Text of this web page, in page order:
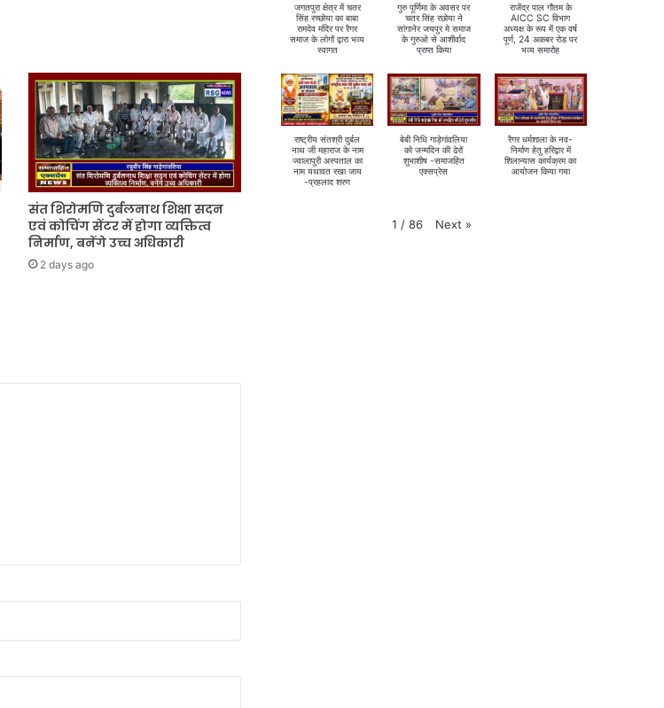
संत शिरोमणि दुर्बलनाथ शिक्षा सदन
एवं कोचिंग सेंटर में होगा व्यक्तित्व
निर्माण, बनेंगे उच्च अधिकारी
2 days ago
जगतपुरा क्षेत्र में चतर
सिंह रच्छोया का बाबा
रामदेव मंदिर पर रैगर
समाज के लोगों द्वारा भव्य
स्वागत
गुरु पूर्णिमा के अवसर पर
चतर सिंह रछोया ने
सांगानेर जयपुर मे समाज
के गुरुओ से आशीर्वाद
प्राप्त किया
राजेंद्र पाल गौतम के
AICC SC विभाग
अध्यक्ष के रूप में एक वर्ष
पूर्ण, 24 अकबर रोड पर
भव्य समारोह
राष्ट्रीय संतश्री दुर्बल
नाथ जी महाराज के नाम
ज्वालापुरी अस्पताल का
नाम यथावत रखा जाय
-प्रहलाद शरण
बेबी निधि गाड़ेगांवलिया
को जन्मदिन की ढेरों
शुभाशीष -समाजहित
एक्सप्रेस
रैगर धर्मशाला के नव-
निर्माण हेतु हरिद्वार में
शिलान्यास कार्यक्रम का
आयोजन किया गया
1 / 86 Next »